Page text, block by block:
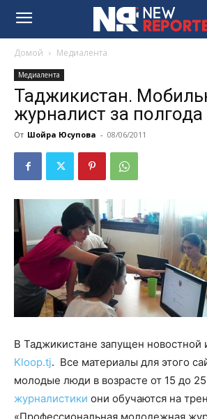
Домой Медиалента
Медиалента
Таджикистан.
журналист за полгода
От Шойра Юсупова - 08/06/2011
В Таджикистане запущен новостной
Kloop.tj. Все материалы для этого
молодые люди в возрасте от 15 до
журналистики они обучаются на